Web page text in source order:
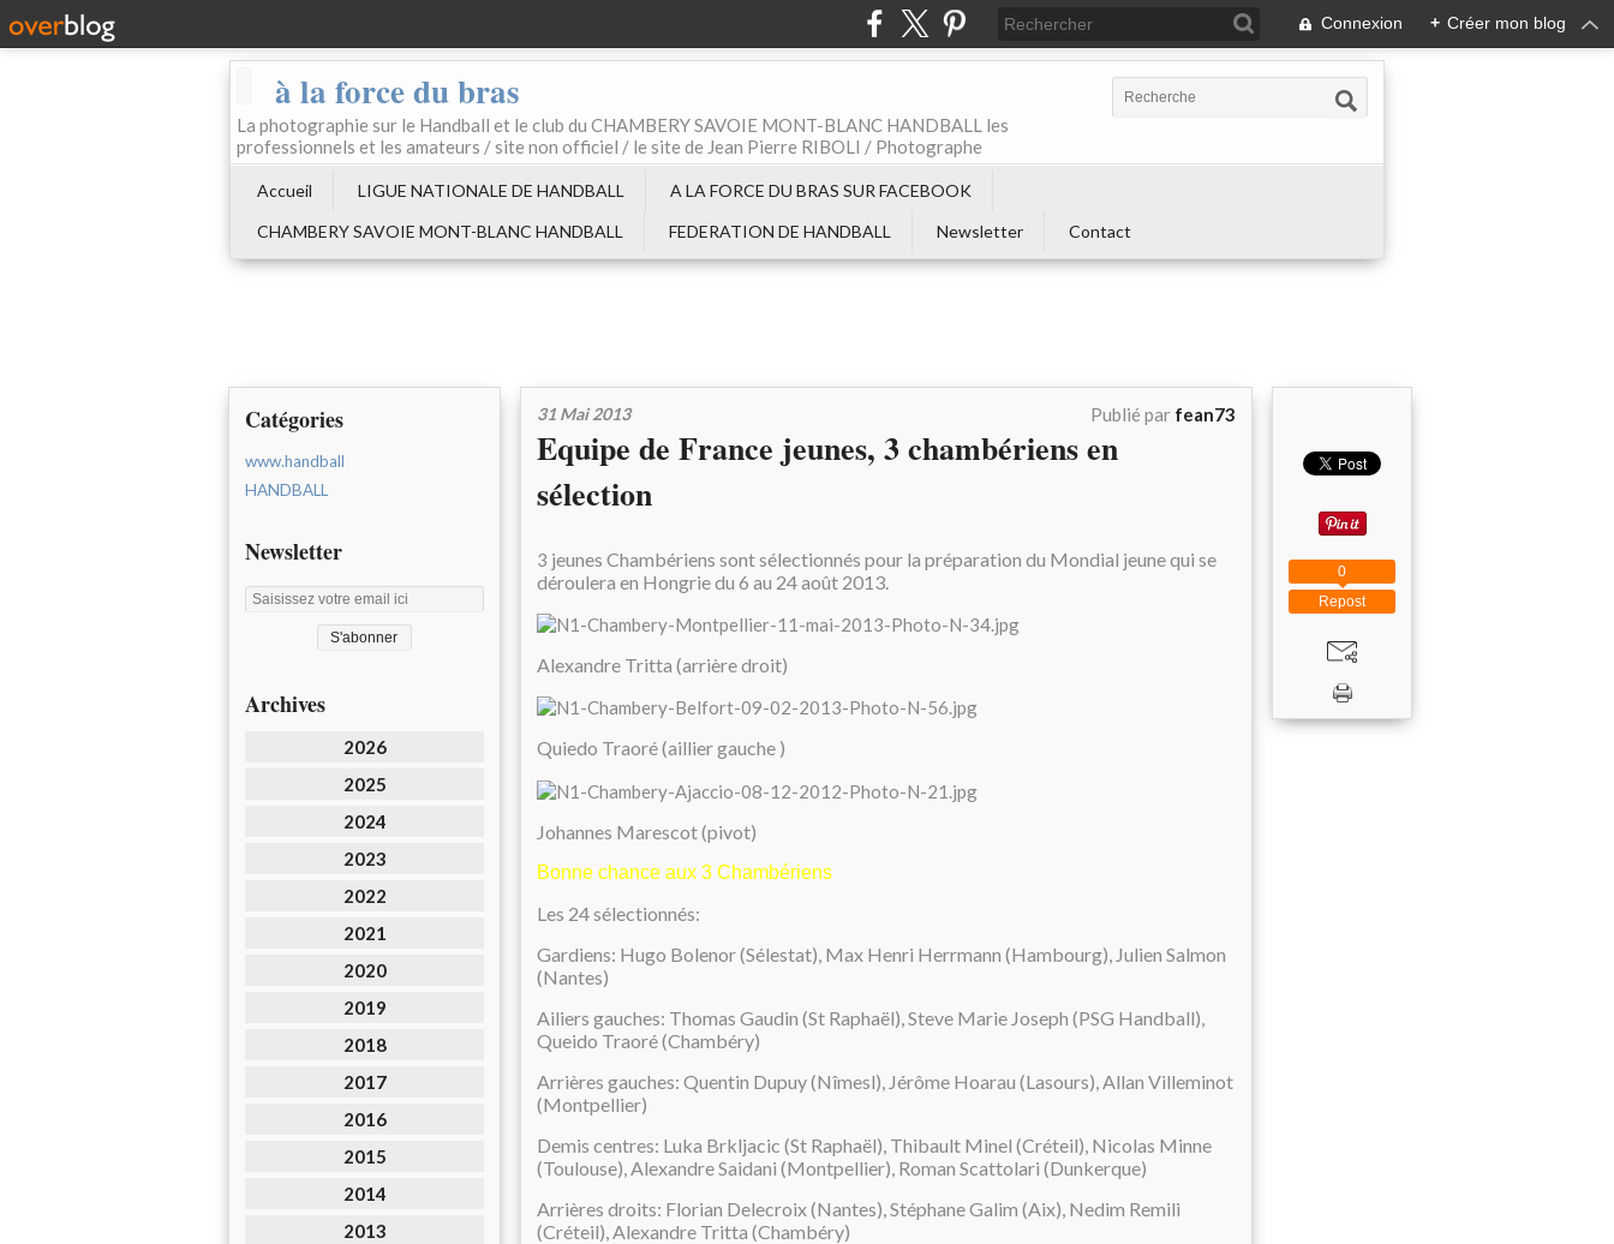
Connexion + Créer mon blog
à la force du bras
La photographie sur le Handball et le club du CHAMBERY SAVOIE MONT-BLANC HANDBALL les
professionnels et les amateurs / site non officiel / le site de Jean Pierre RIBOLI / Photographe
Accueil LIGUE NATIONALE DE HANDBALL
A LA FORCE DU BRAS SUR FACEBOOK
CHAMBERY SAVOIE MONT-BLANC HANDBALL
FEDERATION DE HANDBALL Newsletter Contact
Catégories
www.handball
HANDBALL
Newsletter
Archives
2026
2025
2024
2023
2022
2021
2020
2019
2018
2017
2016
2015
2014
2013
31 Mai 2013 Publié par fean73
Equipe de France jeunes, 3 chambériens en
sélection
3 jeunes Chambériens sont sélectionnés pour la préparation du Mondial jeune qui se
déroulera en Hongrie du 6 au 24 août 2013.
Alexandre Tritta (arrière droit)
Quiedo Traoré (aillier gauche )
Johannes Marescot (pivot)
Bonne chance aux 3 Chambériens
Les 24 sélectionnés:
Gardiens: Hugo Bolenor (Sélestat), Max Henri Herrmann (Hambourg), Julien Salmon
(Nantes)
Ailiers gauches: Thomas Gaudin (St Raphaël), Steve Marie Joseph (PSG Handball),
Queido Traoré (Chambéry)
Arrières gauches: Quentin Dupuy (Nîmesl), Jérôme Hoarau (Lasours), Allan Villeminot
(Montpellier)
Demis centres: Luka Brkljacic (St Raphaël), Thibault Minel (Créteil), Nicolas Minne
(Toulouse), Alexandre Saidani (Montpellier), Roman Scattolari (Dunkerque)
Arrières droits: Florian Delecroix (Nantes), Stéphane Galim (Aix), Nedim Remili
(Créteil), Alexandre Tritta (Chambéry)
Repost
0